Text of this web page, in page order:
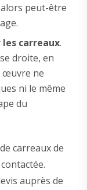
peut-être
carreaux.
droite, en
œuvre ne
ni le même
du
carreaux de
auprès de